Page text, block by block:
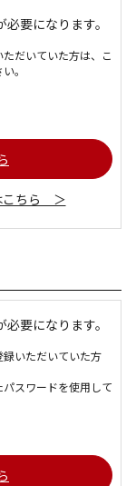
要になります。
だいていた方は、こ
。
こちら ＞
要になります。
いただいていた方
スワードを使用して